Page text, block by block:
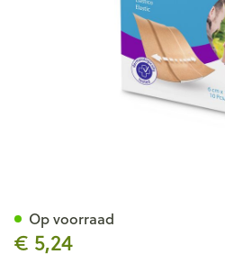
€ 5,24
Op voorraad